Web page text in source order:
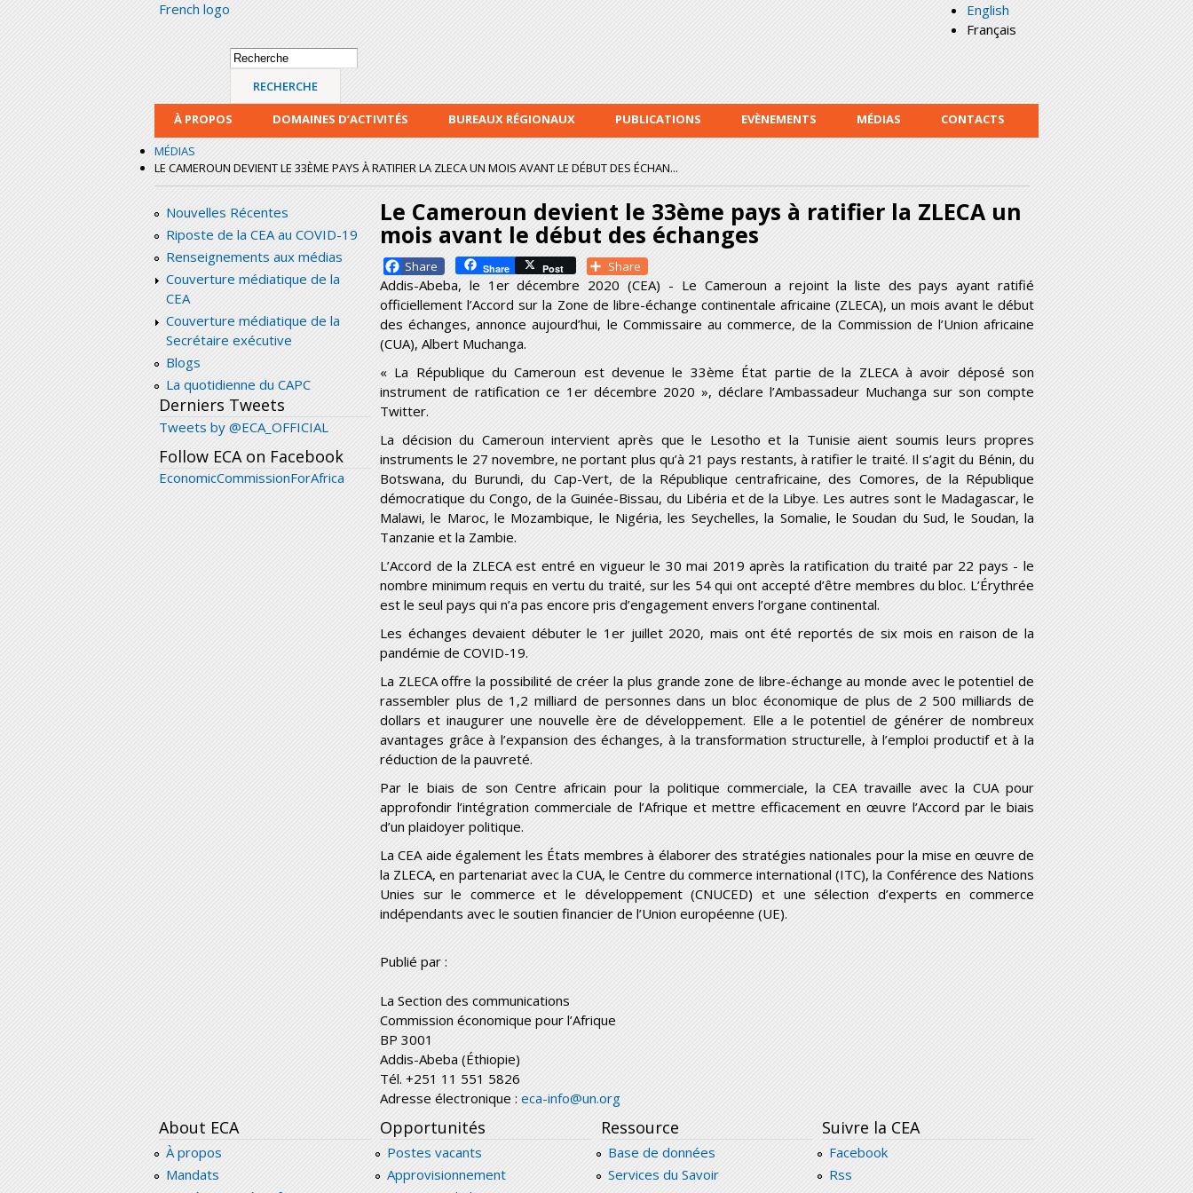
French logo
English
Français
Formulaire de
recherche
Recherche
À PROPOS DOMAINES D’ACTIVITÉS BUREAUX RÉGIONAUX PUBLICATIONS EVÈNEMENTS MÉDIAS
CONTACTS
MÉDIAS
LE CAMEROUN DEVIENT LE 33ÈME PAYS À RATIFIER LA ZLECA UN MOIS AVANT LE DÉBUT DES ÉCHAN...
Nouvelles Récentes
Riposte de la CEA au COVID-19
Renseignements aux médias
Couverture médiatique de la
CEA
Couverture médiatique de la
Secrétaire exécutive
Blogs
La quotidienne du CAPC
Derniers Tweets
Tweets by @ECA_OFFICIAL
Follow ECA on Facebook
EconomicCommissionForAfrica
Le Cameroun devient le 33ème pays à ratifier la ZLECA un
mois avant le début des échanges
Facebook Share Post Share
Addis-Abeba, le 1 erdécembre 2020 (CEA) - Le Cameroun a rejoint la liste des pays ayant ratifié
officiellement l’Accord sur la Zone de libre-échange continentale africaine (ZLECA), un mois avant le début
des échanges, annonce aujourd’hui, le Commissaire au commerce, de la Commission de l’Union africaine
(CUA), Albert Muchanga.
« La République du Cameroun est devenue le 33ème État partie de la ZLECA à avoir déposé son
instrument de ratification ce 1 er décembre 2020 », déclare l’Ambassadeur Muchanga sur son compte
Twitter.
La décision du Cameroun intervient après que le Lesotho et la Tunisie aient soumis leurs propres
instruments le 27 novembre, ne portant plus qu’à 21 pays restants, à ratifier le traité. Il s’agit du Bénin, du
Botswana, du Burundi, du Cap-Vert, de la République centrafricaine, des Comores, de la République
démocratique du Congo, de la Guinée-Bissau, du Libéria et de la Libye. Les autres sont le Madagascar, le
Malawi, le Maroc, le Mozambique, le Nigéria, les Seychelles, la Somalie, le Soudan du Sud, le Soudan, la
Tanzanie et la Zambie.
L’Accord de la ZLECA est entré en vigueur le 30 mai 2019 après la ratification du traité par 22 pays - le
nombre minimum requis en vertu du traité, sur les 54 qui ont accepté d’être membres du bloc. L’Érythrée
est le seul pays qui n’a pas encore pris d’engagement envers l’organe continental.
Les échanges devaient débuter le 1er juillet 2020, mais ont été reportés de six mois en raison de la
pandémie de COVID-19.
La ZLECA offre la possibilité de créer la plus grande zone de libre-échange au monde avec le potentiel de
rassembler plus de 1,2 milliard de personnes dans un bloc économique de plus de 2 500 milliards de
dollars et inaugurer une nouvelle ère de développement. Elle a le potentiel de générer de nombreux
avantages grâce à l’expansion des échanges, à la transformation structurelle, à l’emploi productif et à la
réduction de la pauvreté.
Par le biais de son Centre africain pour la politique commerciale, la CEA travaille avec la CUA pour
approfondir l’intégration commerciale de l’Afrique et mettre efficacement en œuvre l’Accord par le biais
d’un plaidoyer politique.
La CEA aide également les États membres à élaborer des stratégies nationales pour la mise en œuvre de
la ZLECA, en partenariat avec la CUA, le Centre du commerce international (ITC), la Conférence des Nations
Unies sur le commerce et le développement (CNUCED) et une sélection d’experts en commerce
indépendants avec le soutien financier de l’Union européenne (UE).
Publié par :
La Section des communications
Commission économique pour l’Afrique
BP 3001
Addis-Abeba (Éthiopie)
Tél. +251 11 551 5826
Adresse électronique : eca-info@un.org
About ECA
À propos
Mandats
Opportunités
Postes vacants
Approvisionnement
Ressource
Base de données
Services du Savoir
Suivre la CEA
Facebook
Rss